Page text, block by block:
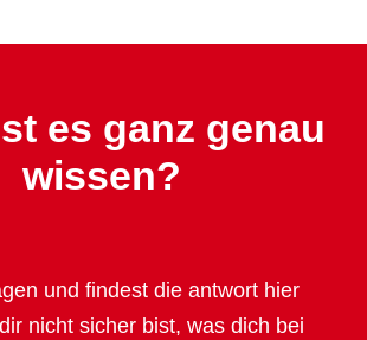
es ganz genau
wissen?
und findest die antwort hier
nicht sicher bist, was dich bei